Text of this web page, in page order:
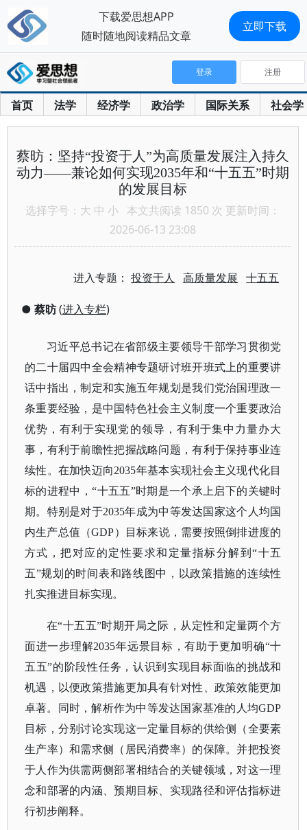
首页 法学 经济学 政治学 国际关系 社会学
登录 注册
蔡昉：坚持“投资于人”为高质量发展注入持久
动力——兼论如何实现2035年和“十五五”时期
的发展目标
选择字号： 大 中 小 本文共阅读 1850 次 更新时间：
2026-06-13 23:08
进入专题：投资于人 高质量发展 十五五
● 蔡昉(进入专栏)
习近平总书记在省部级主要领导干部学习贯彻党
的二十届四中全会精神专题研讨班开班式上的重要讲
话中指出，制定和实施五年规划是我们党治国理政一
条重要经验，是中国特色社会主义制度一个重要政治
优势，有利于实现党的领导，有利于集中力量办大
事，有利于前瞻性把握战略问题，有利于保持事业连
续性。在加快迈向2035年基本实现社会主义现代化目
标的进程中，“十五五”时期是一个承上启下的关键时
期。特别是对于2035年成为中等发达国家这个人均国
内生产总值（GDP）目标来说，需要按照倒排进度的
方式，把对应的定性要求和定量指标分解到“十五
五”规划的时间表和路线图中，以政策措施的连续性
扎实推进目标实现。
在“十五五”时期开局之际，从定性和定量两个方
面进一步理解2035年远景目标，有助于更加明确“十
五五”的阶段性任务，认识到实现目标面临的挑战和
机遇，以便政策措施更加具有针对性、政策效能更加
卓著。同时，解析作为中等发达国家基准的人均GDP
目标，分别讨论实现这一定量目标的供给侧（全要素
生产率）和需求侧（居民消费率）的保障。并把投资
于人作为供需两侧部署相结合的关键领域，对这一理
念和部署的内涵、预期目标、实现路径和评估指标进
行初步阐释。
下载爱思想APP
随时随地阅读精品文章
立即下载